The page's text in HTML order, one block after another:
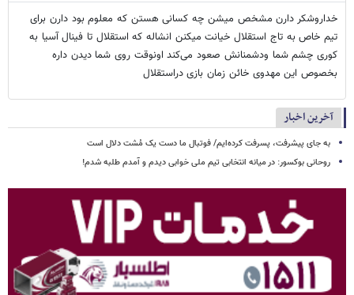
خداروشکر دارن مشخص میشن چه کسانی هستن که معلوم بود دارن برای
تیم خاص به تاج استقلال خیانت میکنن انشاله که استقلال تا فینال آسیا به
کوری چشم شما ودشمنانش صعود می‌کند اونوقت روی شما دیدن داره
بخصوص این مهدوی خائن زمان بازی دراستقلال
آخرین اخبار
به جای پیشرفت، پسرفت کرده‌ایم/ فوتبال ما دست یک مُشت دلال است
روحانی بوکسور: در میانه انتخابی تیم ملی خوابی دیدم و آمدم طلبه شدم!